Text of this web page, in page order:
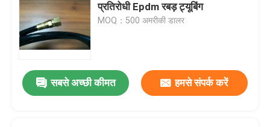
प्रतिरोधी Epdm रबड़ ट्यूबिंग
MOQ：500 अमरीकी डालर
सबसे अच्छी कीमत हमसे संपर्क करें